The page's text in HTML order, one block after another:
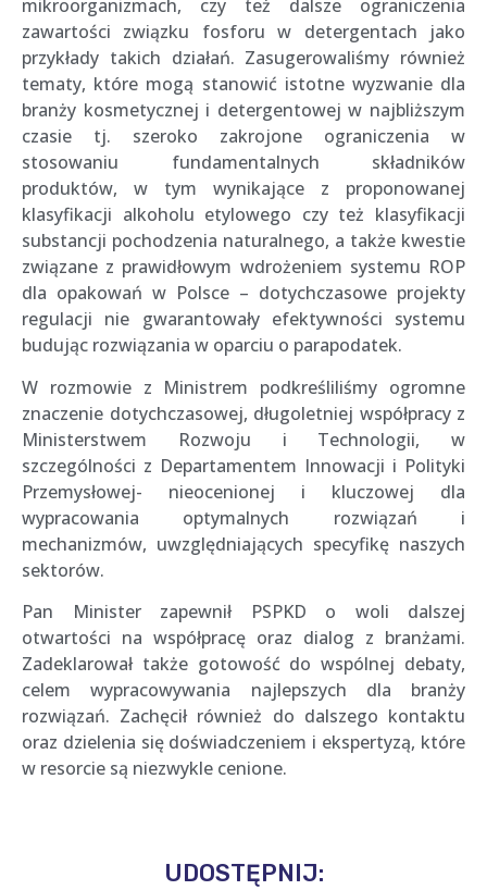
mikroorganizmach, czy też dalsze ograniczenia
zawartości związku fosforu w detergentach jako
przykłady takich działań. Zasugerowaliśmy również
tematy, które mogą stanowić istotne wyzwanie dla
branży kosmetycznej i detergentowej w najbliższym
czasie tj. szeroko zakrojone ograniczenia w
stosowaniu fundamentalnych składników
produktów, w tym wynikające z proponowanej
klasyfikacji alkoholu etylowego czy też klasyfikacji
substancji pochodzenia naturalnego, a także kwestie
związane z prawidłowym wdrożeniem systemu ROP
dla opakowań w Polsce – dotychczasowe projekty
regulacji nie gwarantowały efektywności systemu
budując rozwiązania w oparciu o parapodatek.
W rozmowie z Ministrem podkreśliliśmy ogromne
znaczenie dotychczasowej, długoletniej współpracy z
Ministerstwem Rozwoju i Technologii, w
szczególności z Departamentem Innowacji i Polityki
Przemysłowej- nieocenionej i kluczowej dla
wypracowania optymalnych rozwiązań i
mechanizmów, uwzględniających specyfikę naszych
sektorów.
Pan Minister zapewnił PSPKD o woli dalszej
otwartości na współpracę oraz dialog z branżami.
Zadeklarował także gotowość do wspólnej debaty,
celem wypracowywania najlepszych dla branży
rozwiązań. Zachęcił również do dalszego kontaktu
oraz dzielenia się doświadczeniem i ekspertyzą, które
w resorcie są niezwykle cenione.
UDOSTĘPNIJ: